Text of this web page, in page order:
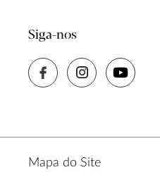
Siga-nos
Mapa do Site